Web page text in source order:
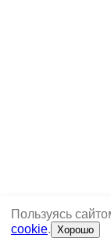
Пользуясь
cookie. Хорошо